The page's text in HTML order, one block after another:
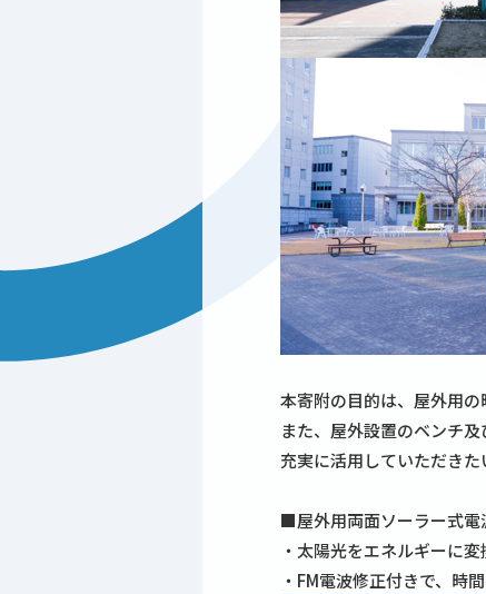
本寄附の目的は、屋外用の
また、屋外設置のベンチ
充実に活用していただきた
■屋外用両面ソーラー式電
・太陽光をエネルギーに
・FM電波修正付きで、時